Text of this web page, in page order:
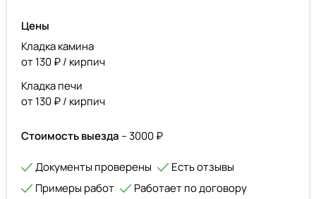
Цены
Кладка камина
от 130 ₽ / кирпич
Кладка печи
от 130 ₽ / кирпич
Стоимость выезда – 3000 ₽
Документы проверены
Есть отзывы
Примеры работ
Работает по договору